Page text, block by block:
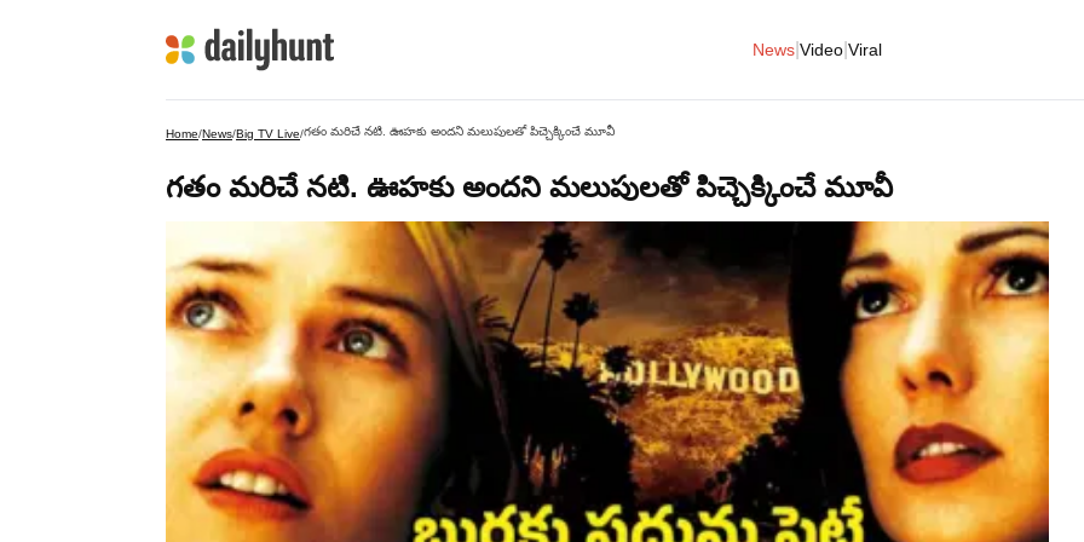
News Video Viral
Home/News/Big TV Live/గతం మరిచే నటి. ఊహకు అందని మలుపులతో పిచ్చెక్కించే మూవీ
గతం మరిచే నటి. ఊహకు అందని మలుపులతో పిచ్చెక్కించే మూవీ